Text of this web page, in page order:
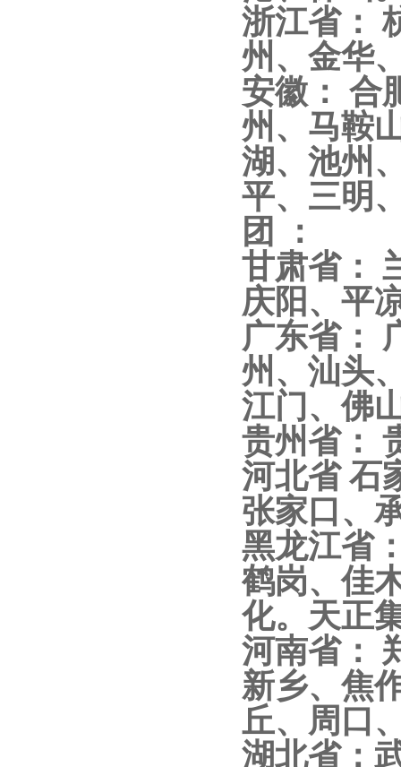
浙江省：
州、金华
安徽： 合
州、马鞍
湖、池州
平、三明
团 ：
甘肃省：
庆阳、平
广东省：
州、汕头
江门、佛
贵州省：
河北省 石
张家口、
黑龙江省
鹤岗、佳
化。天正
河南省：
新乡、焦
丘、周口
湖北省：